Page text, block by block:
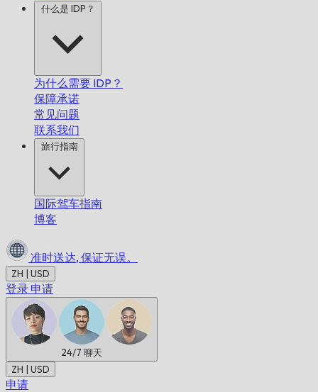
什么是 IDP？
为什么需要 IDP？
保障承诺
常见问题
联系我们
旅行指南
国际驾车指南
博客
准时送达, 保证无误。
ZH | USD
登录 申请
24/7 聊天
ZH | USD
申请